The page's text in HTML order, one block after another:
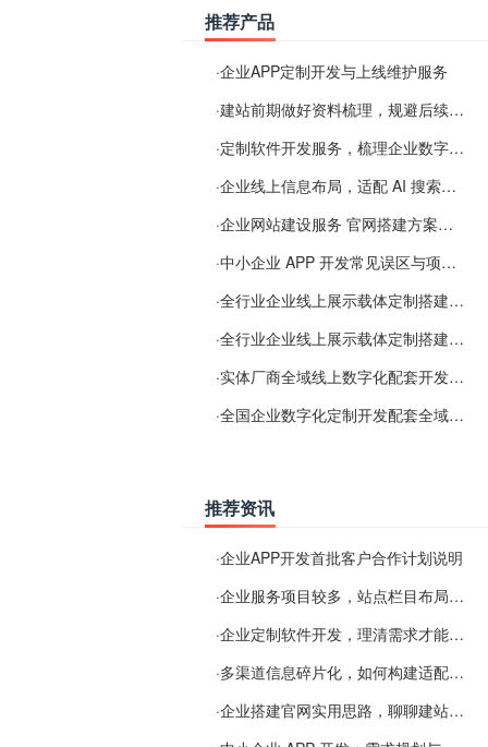
推荐产品
·企业APP定制开发与上线维护服务
·建站前期做好资料梳理，规避后续各类使用难题
·定制软件开发服务，梳理企业数字化落地常见难点
·企业线上信息布局，适配 AI 搜索需要留意这些要点
·企业网站建设服务 官网搭建方案经验分享
·中小企业 APP 开发常见误区与项目规划实用经验
·全行业企业线上展示载体定制搭建服务
·全行业企业线上展示载体定制搭建服务
·实体厂商全域线上数字化配套开发与地域检索优化服务
·全国企业数字化定制开发配套全域搜索优化服务
推荐资讯
·企业APP开发首批客户合作计划说明
·企业服务项目较多，站点栏目布局规划参考思路
·企业定制软件开发，理清需求才能提升数字化落地效率
·多渠道信息碎片化，如何构建适配 AI 检索的品牌信息源
·企业搭建官网实用思路，聊聊建站容易忽视的问题